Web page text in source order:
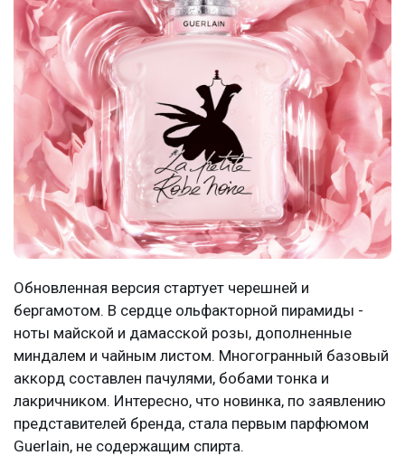
Обновленная версия стартует черешней и
бергамотом. В сердце ольфакторной пирамиды -
ноты майской и дамасской розы, дополненные
миндалем и чайным листом. Многогранный базовый
аккорд составлен пачулями, бобами тонка и
лакричником. Интересно, что новинка, по заявлению
представителей бренда, стала первым парфюмом
Guerlain, не содержащим спирта.